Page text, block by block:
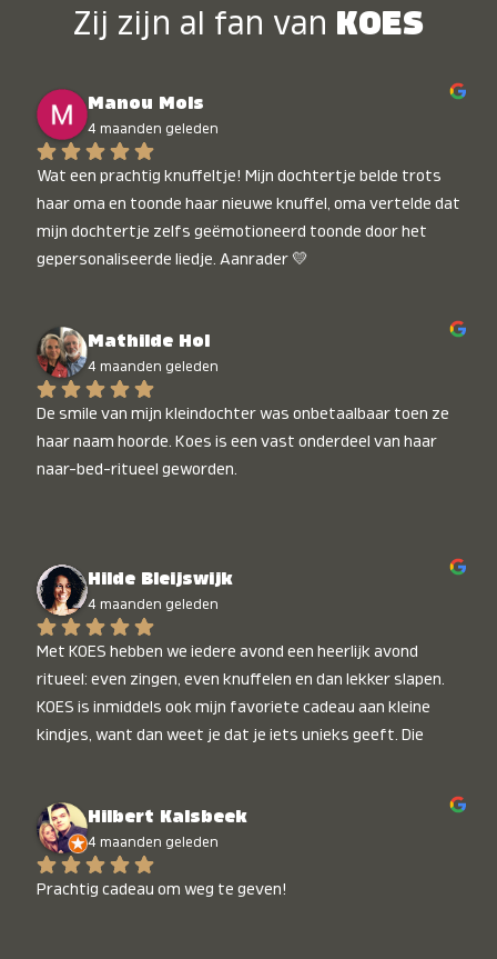
Zij zijn al fan van KOES
Manou Mols
4 maanden geleden
Wat een prachtig knuffeltje! Mijn dochtertje belde trots
haar oma en toonde haar nieuwe knuffel, oma vertelde dat
mijn dochtertje zelfs geëmotioneerd toonde door het
gepersonaliseerde liedje. Aanrader 💛
Mathilde Hol
4 maanden geleden
De smile van mijn kleindochter was onbetaalbaar toen ze
haar naam hoorde. Koes is een vast onderdeel van haar
naar-bed-ritueel geworden.
Hilde Bleijswijk
4 maanden geleden
Met KOES hebben we iedere avond een heerlijk avond
ritueel: even zingen, even knuffelen en dan lekker slapen.
KOES is inmiddels ook mijn favoriete cadeau aan kleine
kindjes, want dan weet je dat je iets unieks geeft. Die
Hilbert Kalsbeek
4 maanden geleden
Prachtig cadeau om weg te geven!